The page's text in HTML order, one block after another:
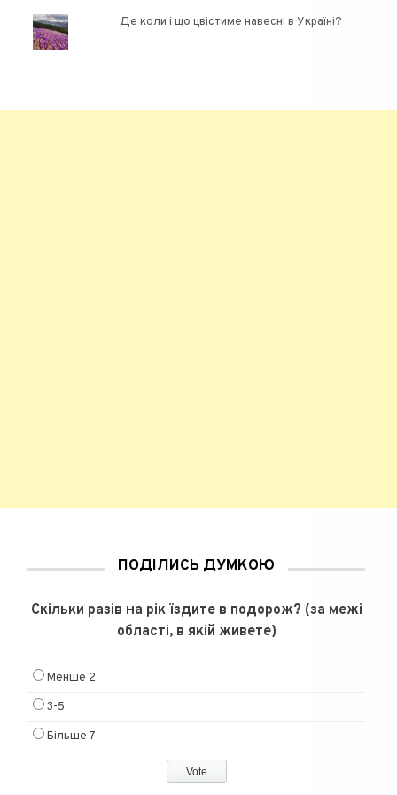
Де коли і що цвістиме навесні в Україні?
ПОДІЛИСЬ ДУМКОЮ
Скільки разів на рік їздите в подорож? (за межі
області, в якій живете)
Менше 2
3-5
Більше 7